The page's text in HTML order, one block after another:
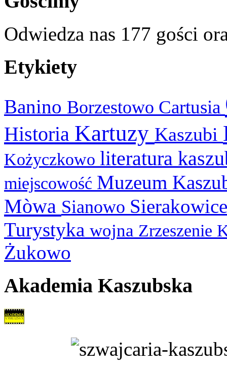
Odwiedza nas 177 gości
Etykiety
Banino Borzestowo Cartusia
Historia Kartuzy Kaszubi
Kożyczkowo literatura
miejscowość Muzeum
Mòwa Sianowo
Turystyka wojna Zrzeszenie
Żukowo
Akademia Kaszubska